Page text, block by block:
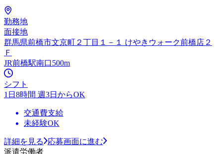
勤務地
面接地
群馬県前橋市文京町２丁目１－１ けやきウォーク前橋店２
Ｆ
JR前橋駅南口500m
シフト
1日8時間 週3日からOK
交通費支給
未経験OK
詳細を見る
応募画面に進む
派遣労働者